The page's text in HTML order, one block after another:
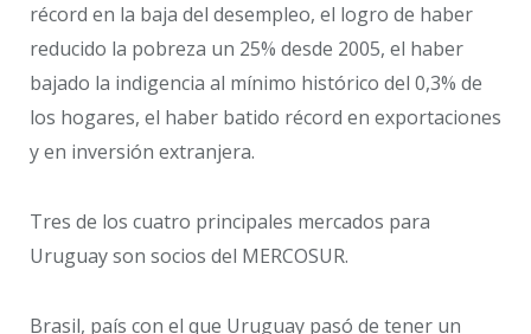
récord en la baja del desempleo, el logro de haber
reducido la pobreza un 25% desde 2005, el haber
bajado la indigencia al mínimo histórico del 0,3% de
los hogares, el haber batido récord en exportaciones
y en inversión extranjera.
Tres de los cuatro principales mercados para
Uruguay son socios del MERCOSUR.
Brasil, país con el que Uruguay pasó de tener un